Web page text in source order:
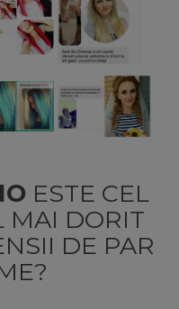
ESTE CEL
MAI DORIT
DE PAR